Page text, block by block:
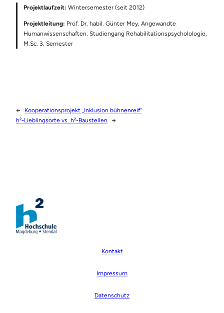
Projektlaufzeit: Wintersemester (seit 2012)
Projektleitung: Prof. Dr. habil. Günter Mey, Angewandte
Humanwissenschaften, Studiengang Rehabilitationspsycholologie,
M.Sc. 3. Semester
←
Kooperationsprojekt „Inklusion bühnenreif“
h²-Lieblingsorte vs. h²-Baustellen
→
Kontakt
Impressum
Datenschutz